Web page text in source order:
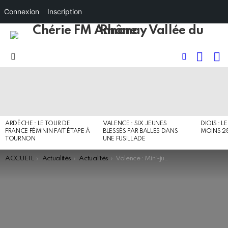
FOLLOW
ARDÈCHE : LE TOUR DE
FRANCE FÉMININ FAIT ÉTAPE À
TOURNON
VALENCE : SIX JEUNES
BLESSÉS PAR BALLES DANS
UNE FUSILLADE
DIOIS :
MOINS
You are here:
ACCUEIL Actualités Actualités Valence : Mini-jupes et jeans troués pour manifester
Connexion Inscription